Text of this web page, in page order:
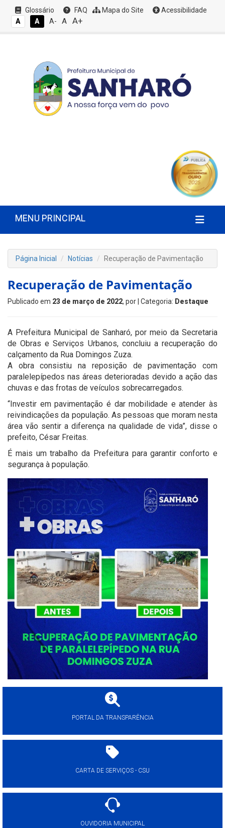
Glossário FAQ Mapa do Site
Acessibilidade
A
A A- A A+
MENU PRINCIPAL
Página Inicial Notícias Recuperação de Pavimentação
Recuperação de Pavimentação
Publicado em 23 de março de 2022, por | Categoria: Destaque
A Prefeitura Municipal de Sanharó, por meio da Secretaria
de Obras e Serviços Urbanos, concluiu a recuperação do
calçamento da Rua Domingos Zuza.
A obra consistiu na reposição de pavimentação com
paralelepípedos nas áreas deterioradas devido a ação das
chuvas e das frotas de veículos sobrecarregados.
“Investir em pavimentação é dar mobilidade e atender às
reivindicações da população. As pessoas que moram nesta
área vão sentir a diferença na qualidade de vida”, disse o
prefeito, César Freitas.
É mais um trabalho da Prefeitura para garantir conforto e
segurança à população.
PORTAL DA TRANSPARÊNCIA
CARTA DE SERVIÇOS - CSU
OUVIDORIA MUNICIPAL